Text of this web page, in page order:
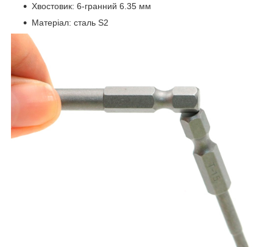
Хвостовик: 6-гранний 6.35 мм
Матеріал: сталь S2